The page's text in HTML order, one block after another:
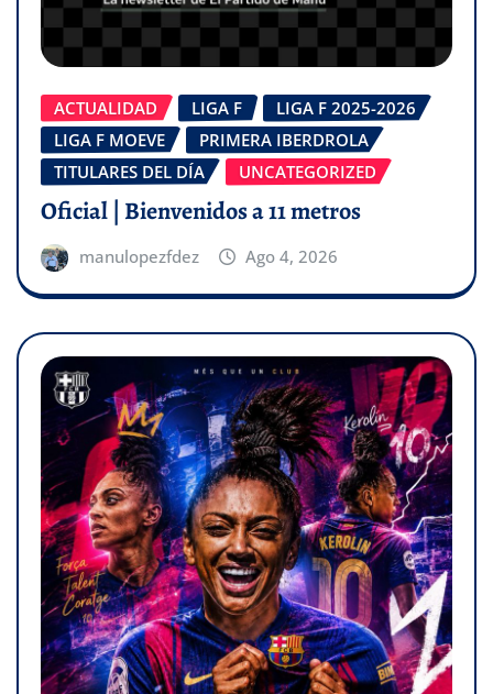
ACTUALIDAD LIGA F
LIGA F 2025-2026
LIGA F MOEVE
PRIMERA IBERDROLA
TITULARES DEL DÍA
UNCATEGORIZED
Oficial | Bienvenidos a 11 metros
manulopezfdez Ago 4, 2026